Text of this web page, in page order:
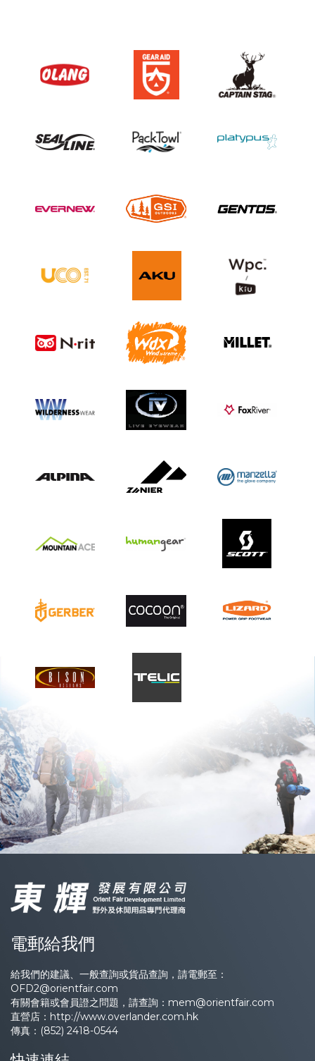
電郵給我們
給我們的建議、一般查詢或貨品查詢，請電郵至：
OFD2@orientfair.com
有關會籍或會員證之問題，請查詢： mem@orientfair.com
直營店： http://www.overlander.com.hk
傳真：(852) 2418-0544